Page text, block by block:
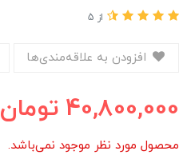
از 5
40,800,000 تومان
محصول مورد نظر موجود نمی‌باشد.